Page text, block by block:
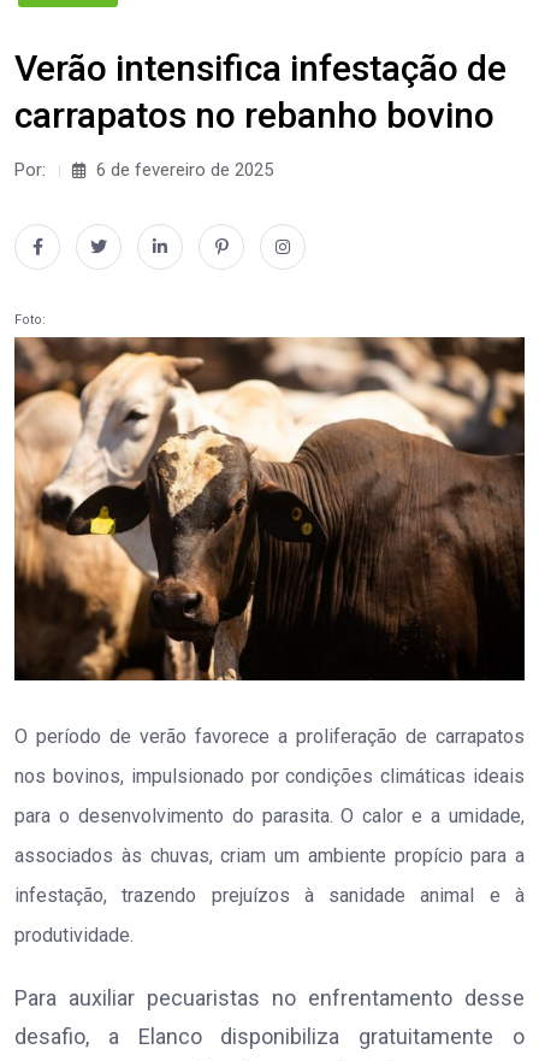
Verão intensifica infestação de
carrapatos no rebanho bovino
Por: 6 de fevereiro de 2025
Foto:
O período de verão favorece a proliferação de carrapatos
nos bovinos, impulsionado por condições climáticas ideais
para o desenvolvimento do parasita. O calor e a umidade,
associados às chuvas, criam um ambiente propício para a
infestação, trazendo prejuízos à sanidade animal e à
produtividade.
Para auxiliar pecuaristas no enfrentamento desse
desafio, a Elanco disponibiliza gratuitamente o